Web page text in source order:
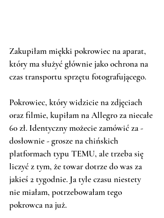
Zakupiłam miękki pokrowiec na aparat,
który ma służyć głównie jako ochrona na
czas transportu sprzętu fotografującego.
Pokrowiec, który widzicie na zdjęciach
oraz filmie, kupiłam na Allegro za niecałe
60 zł. Identyczny możecie zamówić za -
dosłownie - grosze na chińskich
platformach typu TEMU, ale trzeba się
liczyć z tym, że towar dotrze do was za
jakieś 2 tygodnie. Ja tyle czasu niestety
nie miałam, potrzebowałam tego
pokrowca na już.